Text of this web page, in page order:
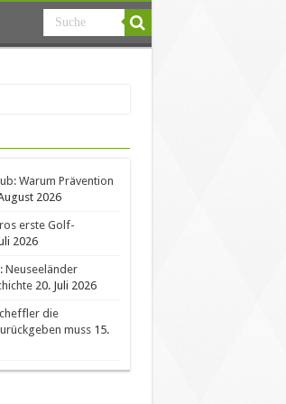
Warum Prävention
2026
erste Golf-
2026
Neuseeländer
20. Juli 2026
die
muss 15.